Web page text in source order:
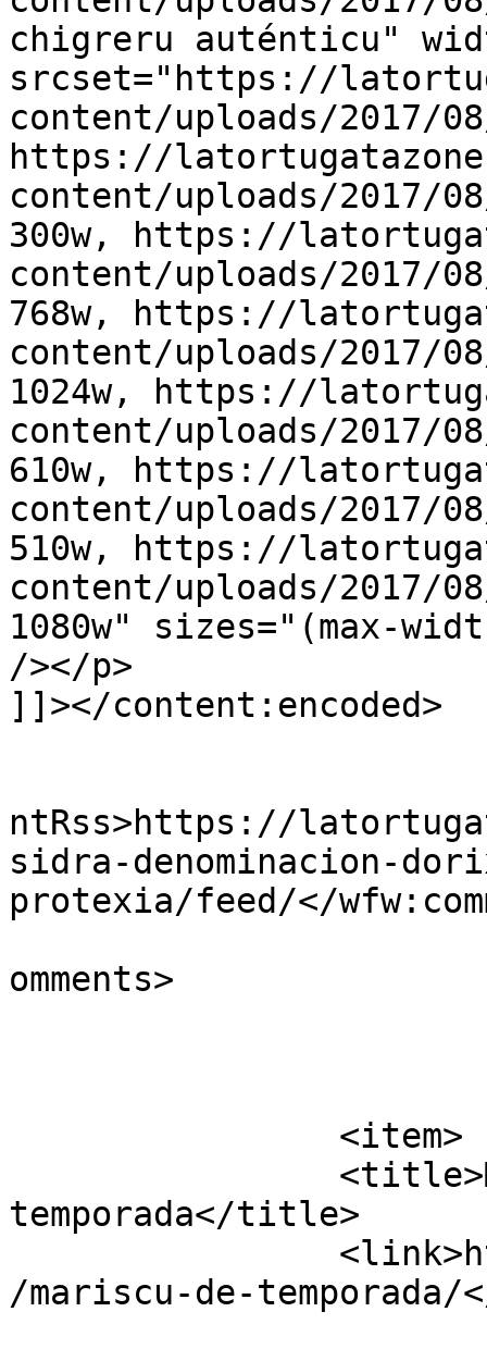
chigreru auténticu"
srcset="https://
content/uploads/2017/
https://
content/uploads/2017/
300w, https://
content/uploads/2017/
768w, https://
content/uploads/2017/
1024w, https://
content/uploads/2017/
610w, https://
content/uploads/2017/
510w, https://
content/uploads/2017/
1080w" sizes="(max-
/></p>
]]></content:encoded>
ntRss>https://
sidra-denominacion-
protexia/feed/</
omments>
temporada</title>
/mariscu-de-